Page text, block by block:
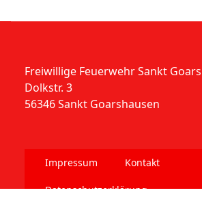
Freiwillige Feuerwehr Sankt
Dolkstr. 3
56346 Sankt Goarshausen
Impressum Kontakt
Datenschutzerklärung